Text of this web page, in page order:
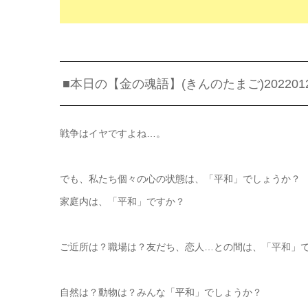
■本日の【金の魂語】(きんのたまご
戦争はイヤですよね…。
でも、私たち個々の心の状態は、「平和」でしょうか？
家庭内は、「平和」ですか？
ご近所は？職場は？友だち、恋人…との間は、「平和」
自然は？動物は？みんな「平和」でしょうか？